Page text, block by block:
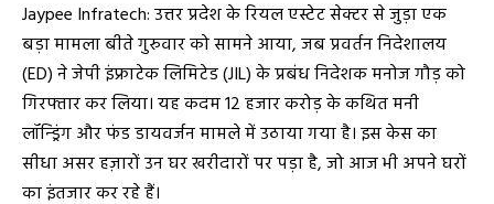
Jaypee Infratech: उत्तर प्रदेश के रियल एस्टेट सेक्टर से जुड़ा एक
बड़ा मामला बीते गुरुवार को सामने आया, जब प्रवर्तन निदेशालय
(ED) ने जेपी इंफ्राटेक लिमिटेड (JIL) के प्रबंध निदेशक मनोज गौड़ को
गिरफ्तार कर लिया। यह कदम 12 हजार करोड़ के कथित मनी
लॉन्ड्रिंग और फंड डायवर्जन मामले में उठाया गया है। इस केस का
सीधा असर हज़ारों उन घर खरीदारों पर पड़ा है, जो आज भी अपने घरों
का इंतजार कर रहे हैं।